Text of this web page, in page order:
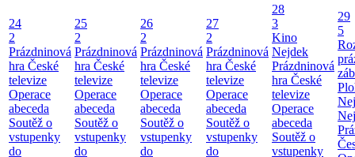
24
2
Prázdninová
hra České
televize
Operace
abeceda
Soutěž o
vstupenky
do
25
2
Prázdninová
hra České
televize
Operace
abeceda
Soutěž o
vstupenky
do
26
2
Prázdninová
hra České
televize
Operace
abeceda
Soutěž o
vstupenky
do
27
2
Prázdninová
hra České
televize
Operace
abeceda
Soutěž o
vstupenky
do
28
3
Kino
Nejdek
Prázdninová
hra České
televize
Operace
abeceda
Soutěž o
vstupenky
29
5